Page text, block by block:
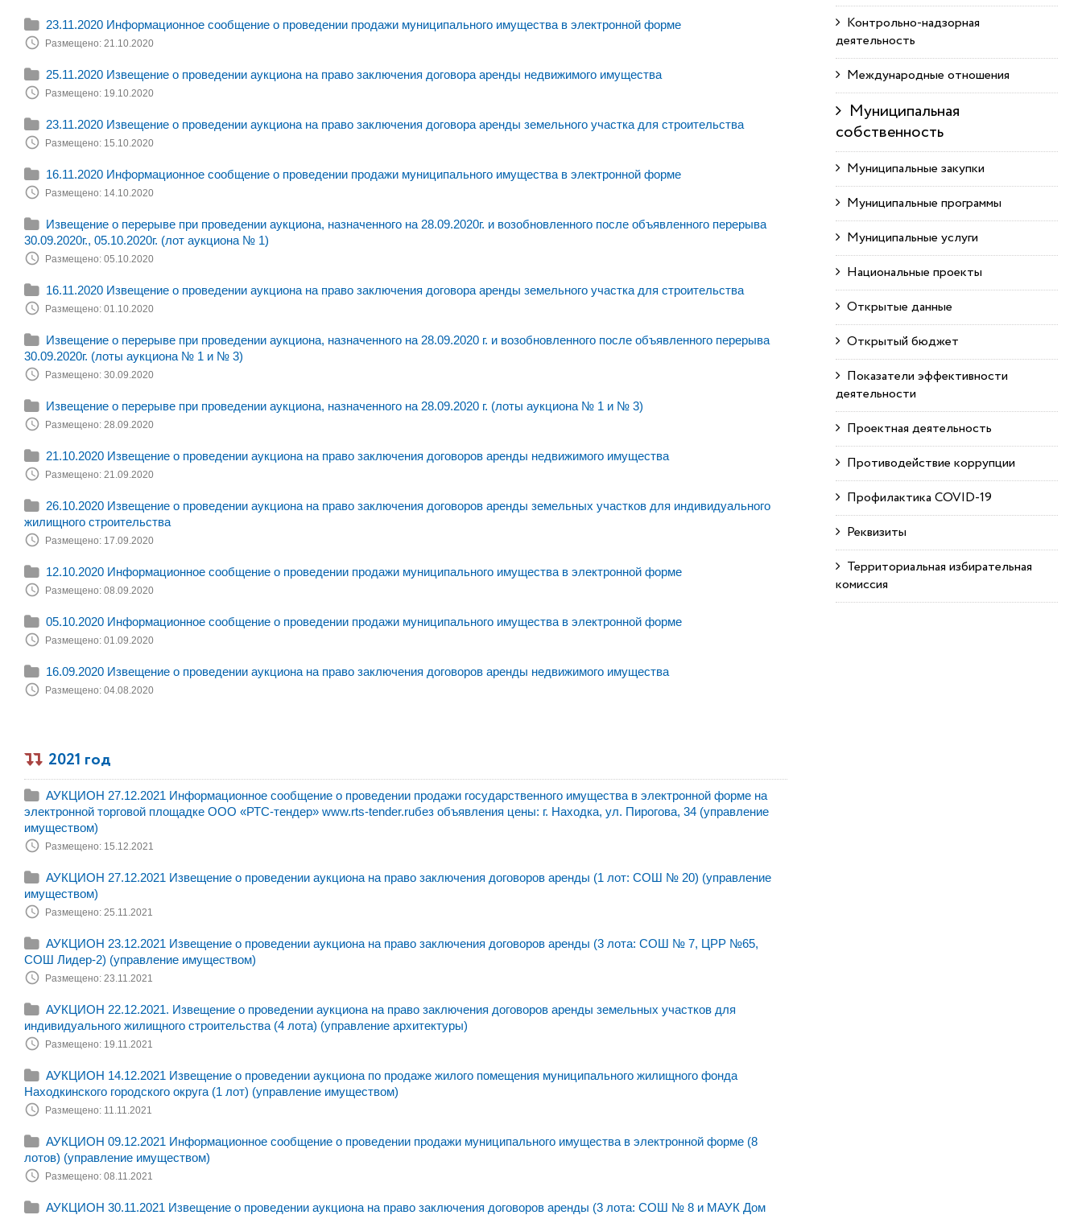
23.11.2020 Информационное сообщение о проведении продажи муниципального имущества в электронной форме
Размещено: 21.10.2020
25.11.2020 Извещение о проведении аукциона на право заключения договора аренды недвижимого имущества
Размещено: 19.10.2020
23.11.2020 Извещение о проведении аукциона на право заключения договора аренды земельного участка для строительства
Размещено: 15.10.2020
16.11.2020 Информационное сообщение о проведении продажи муниципального имущества в электронной форме
Размещено: 14.10.2020
Извещение о перерыве при проведении аукциона, назначенного на 28.09.2020г. и возобновленного после объявленного перерыва
30.09.2020г., 05.10.2020г. (лот аукциона № 1)
Размещено: 05.10.2020
16.11.2020 Извещение о проведении аукциона на право заключения договора аренды земельного участка для строительства
Размещено: 01.10.2020
Извещение о перерыве при проведении аукциона, назначенного на 28.09.2020 г. и возобновленного после объявленного перерыва
30.09.2020г. (лоты аукциона № 1 и № 3)
Размещено: 30.09.2020
Извещение о перерыве при проведении аукциона, назначенного на 28.09.2020 г. (лоты аукциона № 1 и № 3)
Размещено: 28.09.2020
21.10.2020 Извещение о проведении аукциона на право заключения договоров аренды недвижимого имущества
Размещено: 21.09.2020
26.10.2020 Извещение о проведении аукциона на право заключения договоров аренды земельных участков для индивидуального
жилищного строительства
Размещено: 17.09.2020
12.10.2020 Информационное сообщение о проведении продажи муниципального имущества в электронной форме
Размещено: 08.09.2020
05.10.2020 Информационное сообщение о проведении продажи муниципального имущества в электронной форме
Размещено: 01.09.2020
16.09.2020 Извещение о проведении аукциона на право заключения договоров аренды недвижимого имущества
Размещено: 04.08.2020
2021 год
АУКЦИОН 27.12.2021 Информационное сообщение о проведении продажи государственного имущества в электронной форме на
электронной торговой площадке ООО «РТС-тендер» www.rts-tender.ruбез объявления цены: г. Находка, ул. Пирогова, 34 (управление
имуществом)
Размещено: 15.12.2021
АУКЦИОН 27.12.2021 Извещение о проведении аукциона на право заключения договоров аренды (1 лот: СОШ № 20) (управление
имуществом)
Размещено: 25.11.2021
АУКЦИОН 23.12.2021 Извещение о проведении аукциона на право заключения договоров аренды (3 лота: СОШ № 7, ЦРР №65,
СОШ Лидер-2) (управление имуществом)
Размещено: 23.11.2021
АУКЦИОН 22.12.2021. Извещение о проведении аукциона на право заключения договоров аренды земельных участков для
индивидуального жилищного строительства (4 лота) (управление архитектуры)
Размещено: 19.11.2021
АУКЦИОН 14.12.2021 Извещение о проведении аукциона по продаже жилого помещения муниципального жилищного фонда
Находкинского городского округа (1 лот) (управление имуществом)
Размещено: 11.11.2021
АУКЦИОН 09.12.2021 Информационное сообщение о проведении продажи муниципального имущества в электронной форме (8
лотов) (управление имуществом)
Размещено: 08.11.2021
АУКЦИОН 30.11.2021 Извещение о проведении аукциона на право заключения договоров аренды (3 лота: СОШ № 8 и МАУК Дом
Контрольно-надзорная
деятельность
Международные отношения
Муниципальная
собственность
Муниципальные закупки
Муниципальные программы
Муниципальные услуги
Национальные проекты
Открытые данные
Открытый бюджет
Показатели эффективности
деятельности
Проектная деятельность
Противодействие коррупции
Профилактика COVID-19
Реквизиты
Территориальная избирательная
комиссия